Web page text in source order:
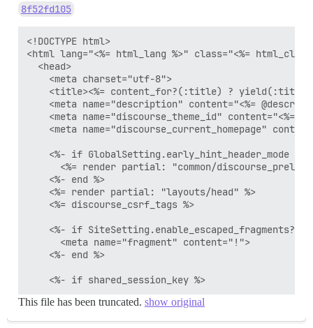
8f52fd105
<!DOCTYPE html>
<html lang="<%= html_lang %>" class="<%=
  <head>
    <meta charset="utf-8">
<title><%= content_for?(:title) ?
<meta name="description" content="<%=
<meta name="discourse_theme_id" content="<%=
<meta name="discourse_current_homepage"
<%- if GlobalSetting.early_hint_header_mode ==
<%= render partial: "common/
    <%- end %>
    <%= render partial: "layouts/head" %>
    <%= discourse_csrf_tags %>
    <%- if SiteSetting.enable_escaped_fragments? %>
      <meta name="fragment" content="!">
    <%- end %>
This file has been truncated. show original